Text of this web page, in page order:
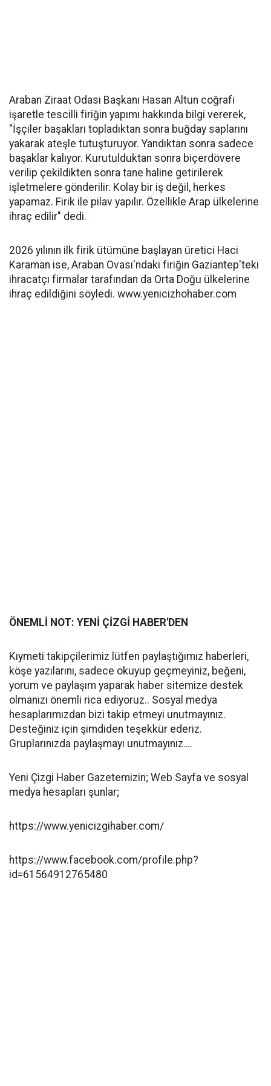
Araban Ziraat Odası Başkanı Hasan Altun coğrafi
işaretle tescilli firiğin yapımı hakkında bilgi vererek,
"İşçiler başakları topladıktan sonra buğday saplarını
yakarak ateşle tutuşturuyor. Yandıktan sonra sadece
başaklar kalıyor. Kurutulduktan sonra biçerdövere
verilip çekildikten sonra tane haline getirilerek
işletmelere gönderilir. Kolay bir iş değil, herkes
yapamaz. Firik ile pilav yapılır. Özellikle Arap ülkelerine
ihraç edilir" dedi.
2026 yılının ilk firik ütümüne başlayan üretici Haci
Karaman ise, Araban Ovası'ndaki firiğin Gaziantep'teki
ihracatçı firmalar tarafından da Orta Doğu ülkelerine
ihraç edildiğini söyledi. www.yenicizhohaber.com
ÖNEMLİ NOT: YENİ ÇİZGİ HABER'DEN
Kıymeti takipçilerimiz lütfen paylaştığımız haberleri,
köşe yazılarını, sadece okuyup geçmeyiniz, beğeni,
yorum ve paylaşım yaparak haber sitemize destek
olmanızı önemli rica ediyoruz.. Sosyal medya
hesaplarımızdan bizi takip etmeyi unutmayınız.
Desteğiniz için şimdiden teşekkür ederiz.
Gruplarınızda paylaşmayı unutmayınız….
Yeni Çizgi Haber Gazetemizin; Web Sayfa ve sosyal
medya hesapları şunlar;
https://www.yenicizgihaber.com/
https://www.facebook.com/profile.php?
id=61564912765480